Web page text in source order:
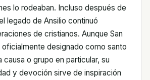
lo rodeaban. Incluso después de
legado de Ansilio continuó
de cristianos. Aunque San
oficialmente designado como santo
causa o grupo en particular, su
y devoción sirve de inspiración